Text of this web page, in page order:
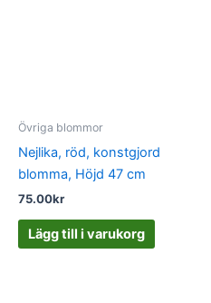
Övriga blommor
Nejlika, röd, konstgjord
blomma, Höjd 47 cm
75.00kr
Lägg till i varukorg